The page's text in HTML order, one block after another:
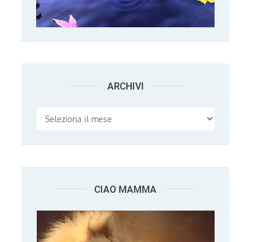
ARCHIVI Archivi
CIAO MAMMA